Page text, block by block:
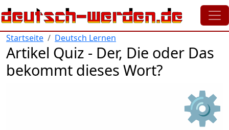
Direkt zum Inhalt
Startseite Deutsch Lernen
Artikel Quiz - Der, Die oder Das
bekommt dieses Wort?
⚙